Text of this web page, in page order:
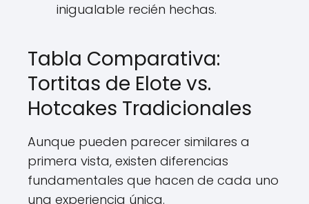
inigualable recién hechas.
Tabla Comparativa:
Tortitas de Elote vs.
Hotcakes Tradicionales
Aunque pueden parecer similares a
primera vista, existen diferencias
fundamentales que hacen de cada uno
una experiencia única.